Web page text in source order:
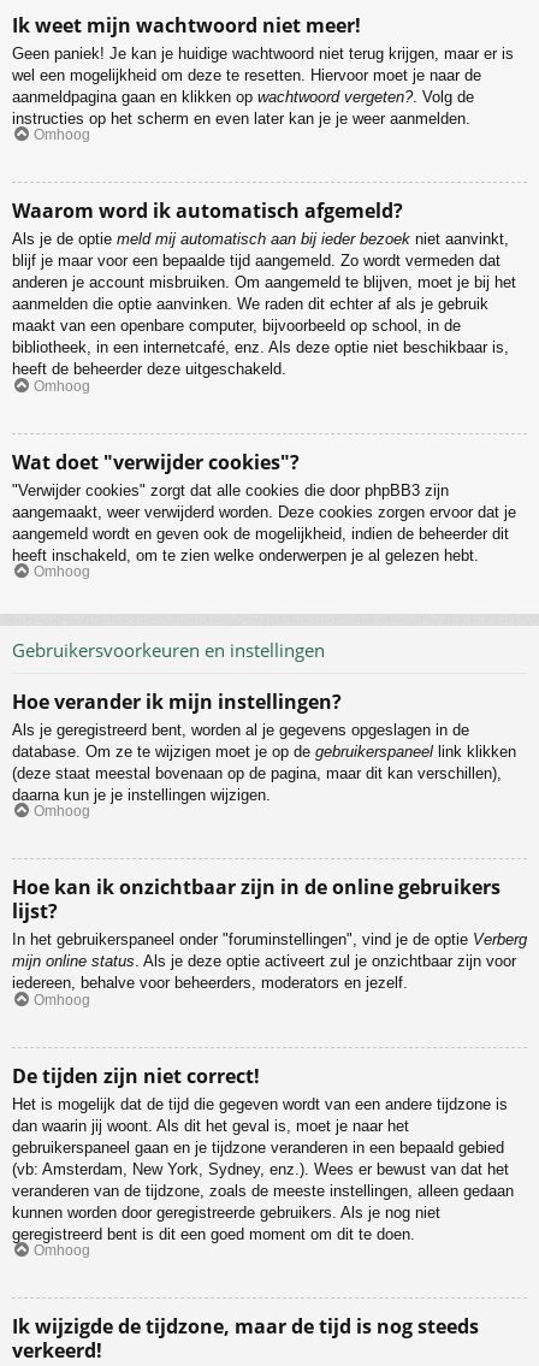
Ik weet mijn wachtwoord niet meer!
Geen paniek! Je kan je huidige wachtwoord niet terug krijgen, maar er is
wel een mogelijkheid om deze te resetten. Hiervoor moet je naar de
aanmeldpagina gaan en klikken op wachtwoord vergeten?. Volg de
instructies op het scherm en even later kan je je weer aanmelden.
Omhoog
Waarom word ik automatisch afgemeld?
Als je de optie meld mij automatisch aan bij ieder bezoek niet aanvinkt,
blijf je maar voor een bepaalde tijd aangemeld. Zo wordt vermeden dat
anderen je account misbruiken. Om aangemeld te blijven, moet je bij het
aanmelden die optie aanvinken. We raden dit echter af als je gebruik
maakt van een openbare computer, bijvoorbeeld op school, in de
bibliotheek, in een internetcafé, enz. Als deze optie niet beschikbaar is,
heeft de beheerder deze uitgeschakeld.
Omhoog
Wat doet "verwijder cookies"?
"Verwijder cookies" zorgt dat alle cookies die door phpBB3 zijn
aangemaakt, weer verwijderd worden. Deze cookies zorgen ervoor dat je
aangemeld wordt en geven ook de mogelijkheid, indien de beheerder dit
heeft inschakeld, om te zien welke onderwerpen je al gelezen hebt.
Omhoog
Gebruikersvoorkeuren en instellingen
Hoe verander ik mijn instellingen?
Als je geregistreerd bent, worden al je gegevens opgeslagen in de
database. Om ze te wijzigen moet je op de gebruikerspaneel link klikken
(deze staat meestal bovenaan op de pagina, maar dit kan verschillen),
daarna kun je je instellingen wijzigen.
Omhoog
Hoe kan ik onzichtbaar zijn in de online gebruikers
lijst?
In het gebruikerspaneel onder "foruminstellingen", vind je de optie Verberg
mijn online status. Als je deze optie activeert zul je onzichtbaar zijn voor
iedereen, behalve voor beheerders, moderators en jezelf.
Omhoog
De tijden zijn niet correct!
Het is mogelijk dat de tijd die gegeven wordt van een andere tijdzone is
dan waarin jij woont. Als dit het geval is, moet je naar het
gebruikerspaneel gaan en je tijdzone veranderen in een bepaald gebied
(vb: Amsterdam, New York, Sydney, enz.). Wees er bewust van dat het
veranderen van de tijdzone, zoals de meeste instellingen, alleen gedaan
kunnen worden door geregistreerde gebruikers. Als je nog niet
geregistreerd bent is dit een goed moment om dit te doen.
Omhoog
Ik wijzigde de tijdzone, maar de tijd is nog steeds
verkeerd!